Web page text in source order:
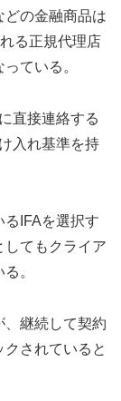
どの金融商品は
る正規代理店
ている。
直接連絡する
入れ基準を持
るIFAを選択す
してもクライア
。
、継続して契約
されていると